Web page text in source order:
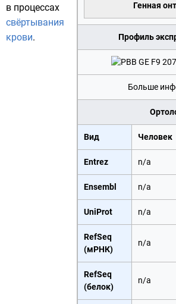
Генная
Профиль
Больше
Вид Человек
Entrez n/a
Ensembl n/a
UniProt n/a
RefSeq
(мРНК)
n/a
RefSeq
(белок)
n/a
в процессах
свёртывания
крови.